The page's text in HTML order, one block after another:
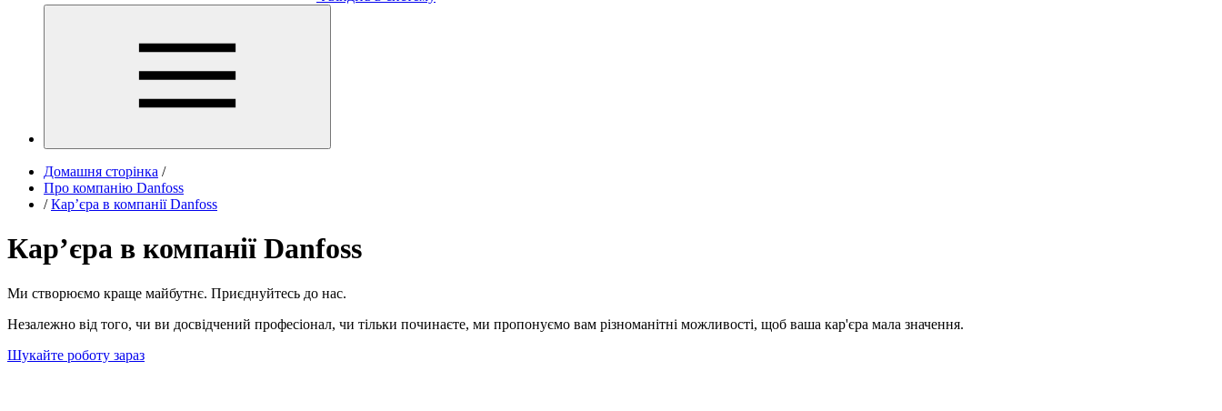
Домашня сторінка /
Про компанію Danfoss
/ Кар’єра в компанії Danfoss
Кар’єра в компанії Danfoss
Ми створюємо краще майбутнє. Приєднуйтесь до нас.
Незалежно від того, чи ви досвідчений професіонал, чи тільки починаєте, ми пропонуємо вам різноманітні можливості, щоб ваша кар'єра мала значення.
Шукайте роботу зараз